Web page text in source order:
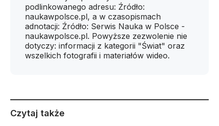
podlinkowanego adresu: Źródło:
naukawpolsce.pl, a w czasopismach
adnotacji: Źródło: Serwis Nauka w Polsce -
naukawpolsce.pl. Powyższe zezwolenie nie
dotyczy: informacji z kategorii "Świat" oraz
wszelkich fotografii i materiałów wideo.
Czytaj także